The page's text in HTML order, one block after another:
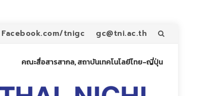
Skip
Facebook.com/tnigc gc@tni.ac.th
คณะสื่อสารสากล, สถาบันเทคโนโลยีไทย-ญี่ปุ่น